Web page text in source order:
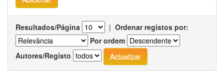
Resultados/Página | Ordenar registos por:
Por ordem
Autores/Registo